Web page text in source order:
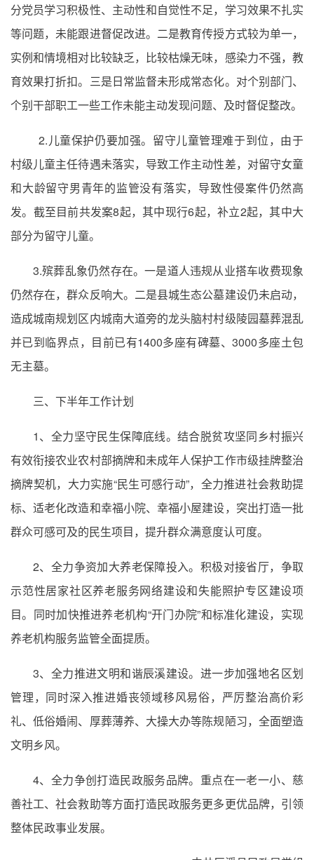
分党员学习积极性、主动性和自觉性不足，学习效果不扎实
等问题，未能跟进督促改进。二是教育传授方式较为单一，
实例和情境相对比较缺乏，比较枯燥无味，感染力不强，教
育效果打折扣。三是日常监督未形成常态化。对个别部门、
个别干部职工一些工作未能主动发现问题、及时督促整改。
2.儿童保护仍要加强。留守儿童管理难于到位，由于
村级儿童主任待遇未落实，导致工作主动性差，对留守女童
和大龄留守男青年的监管没有落实，导致性侵案件仍然高
发。截至目前共发案8起，其中现行6起，补立2起，其中大
部分为留守儿童。
3.殡葬乱象仍然存在。一是道人违规从业搭车收费现象
仍然存在，群众反响大。二是县城生态公墓建设仍未启动，
造成城南规划区内城南大道旁的龙头脑村村级陵园墓葬混乱
并已到临界点，目前已有1400多座有碑墓、3000多座土包
无主墓。
三、下半年工作计划
1、全力坚守民生保障底线。结合脱贫攻坚同乡村振兴
有效衔接农业农村部摘牌和未成年人保护工作市级挂牌整治
摘牌契机，大力实施“民生可感行动”，全力推进社会救助提
标、适老化改造和幸福小院、幸福小屋建设，突出打造一批
群众可感可及的民生项目，提升群众满意度认可度。
2、全力争资加大养老保障投入。积极对接省厅，争取
示范性居家社区养老服务网络建设和失能照护专区建设项
目。同时加快推进养老机构“开门办院”和标准化建设，实现
养老机构服务监管全面提质。
3、全力推进文明和谐辰溪建设。进一步加强地名区划
管理，同时深入推进婚丧领域移风易俗，严厉整治高价彩
礼、低俗婚闹、厚葬薄养、大操大办等陈规陋习，全面塑造
文明乡风。
4、全力争创打造民政服务品牌。重点在一老一小、慈
善社工、社会救助等方面打造民政服务更多更优品牌，引领
整体民政事业发展。